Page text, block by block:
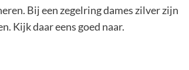
Bij een zegelring dames zilver zijn
Kijk daar eens goed naar.